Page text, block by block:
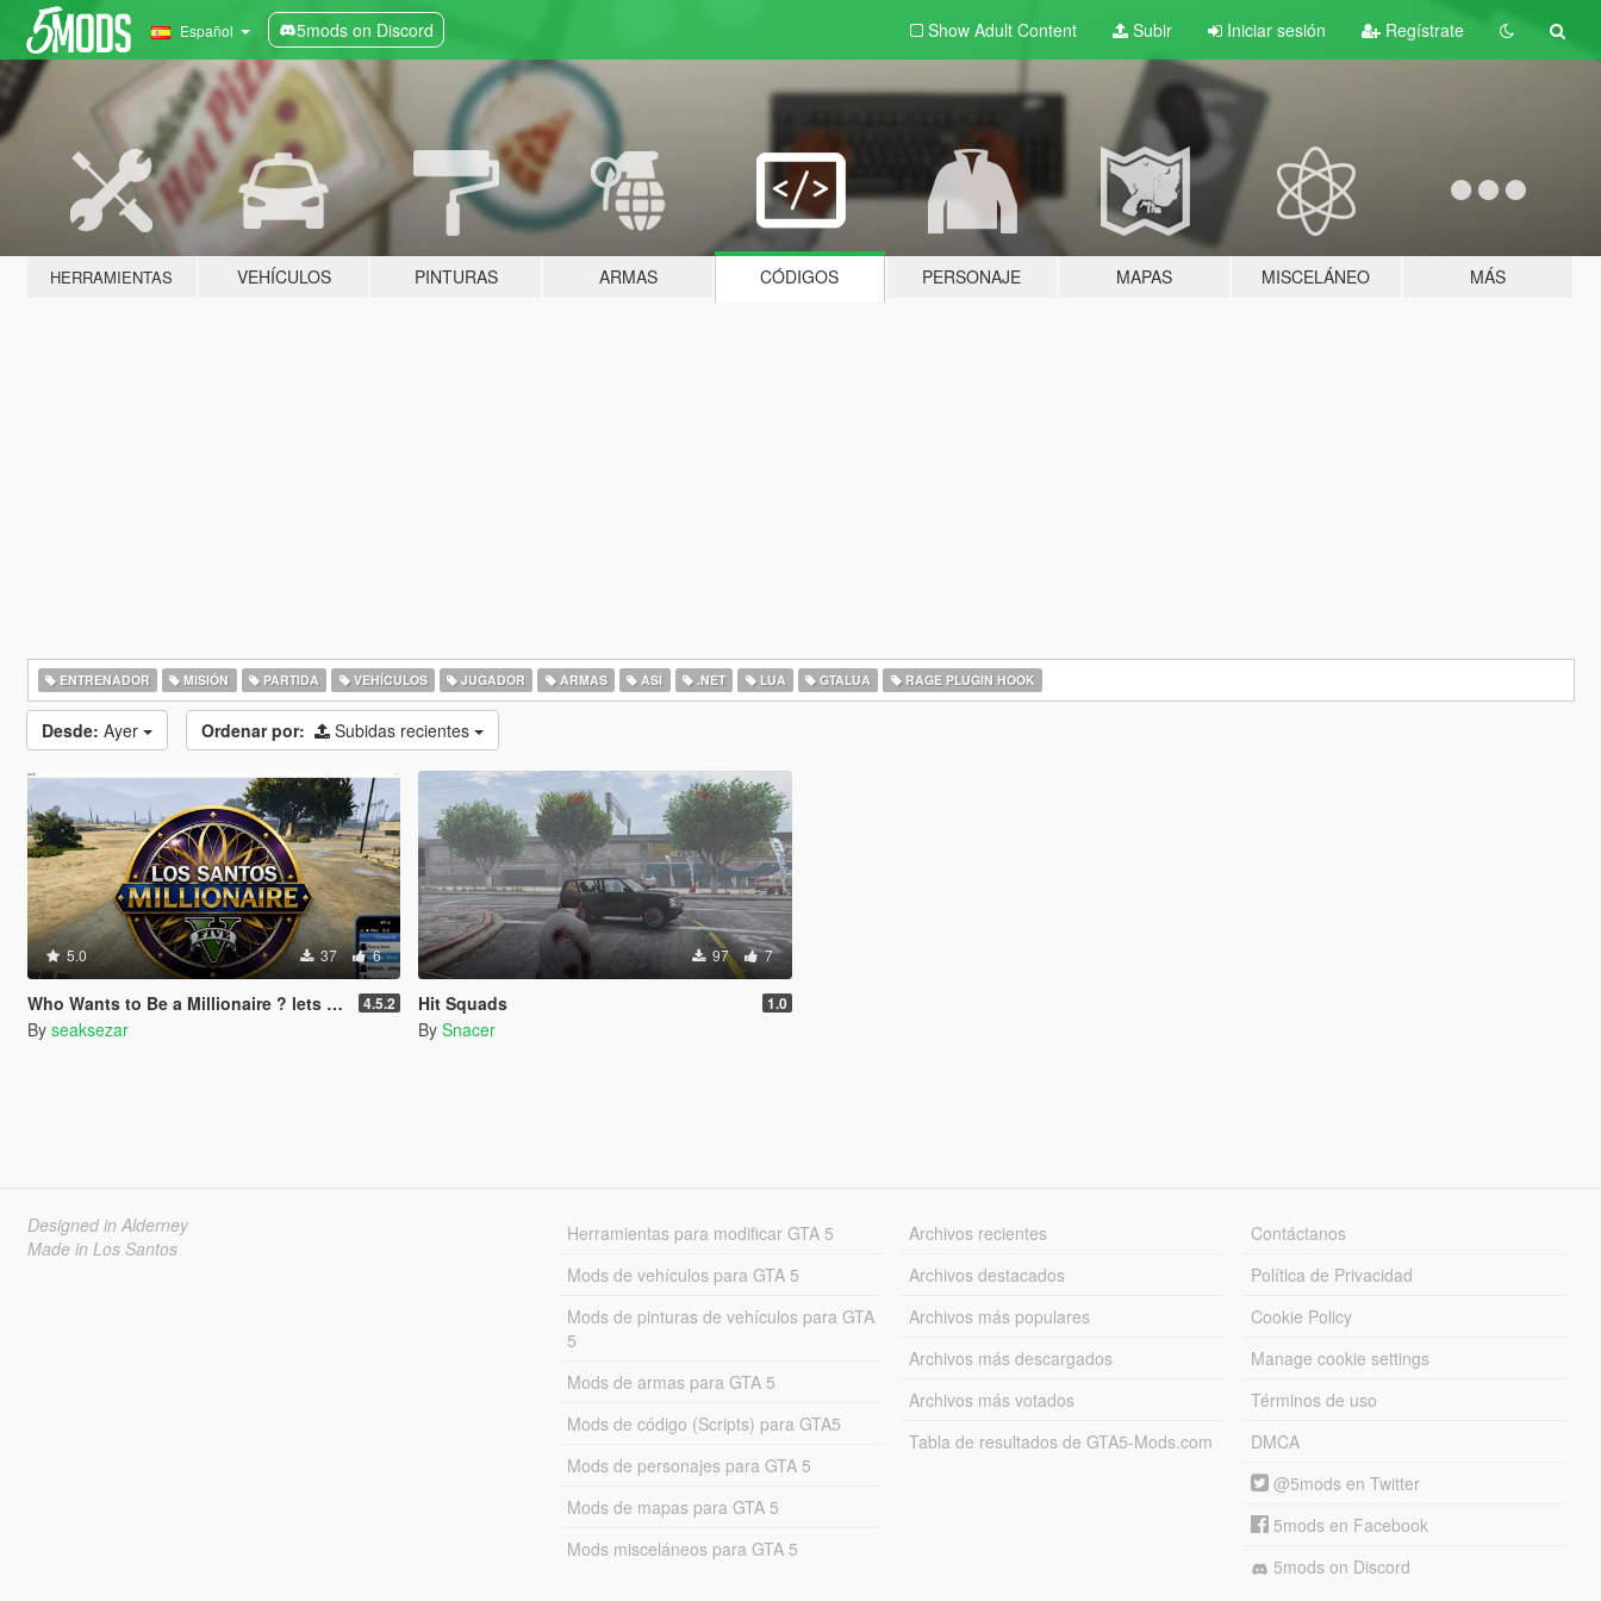
Español 5mods on Discord Show Adult Content Subir Iniciar sesión Regístrate
HERRAMIENTAS VEHÍCULOS PINTURAS ARMAS CÓDIGOS PERSONAJE MAPAS MISCELÁNEO MÁS
ENTRENADOR MISIÓN PARTIDA VEHÍCULOS JUGADOR ARMAS ASI .NET LUA GTALUA RAGE PLUGIN HOOK
Desde: Ayer Ordenar por: Subidas recientes
5.0 37 6
Who Wants to Be a Millionaire ? lets play! (legacy and enhanced) 4.5.2
By seaksezar
97 7
Hit Squads 1.0
By Snacer
Designed in Alderney
Made in Los Santos
Herramientas para modificar GTA 5
Mods de vehículos para GTA 5
Mods de pinturas de vehículos para GTA
5
Mods de armas para GTA 5
Mods de código (Scripts) para GTA5
Mods de personajes para GTA 5
Mods de mapas para GTA 5
Mods misceláneos para GTA 5
Archivos recientes
Archivos destacados
Archivos más populares
Archivos más descargados
Archivos más votados
Tabla de resultados de GTA5-Mods.com
Contáctanos
Política de Privacidad
Cookie Policy
Manage cookie settings
Términos de uso
DMCA
@5mods en Twitter
5mods en Facebook
5mods on Discord